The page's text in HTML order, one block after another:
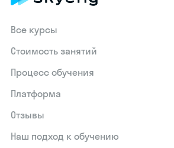
Все курсы
Стоимость занятий
Процесс обучения
Платформа
Отзывы
Наш подход к обучению